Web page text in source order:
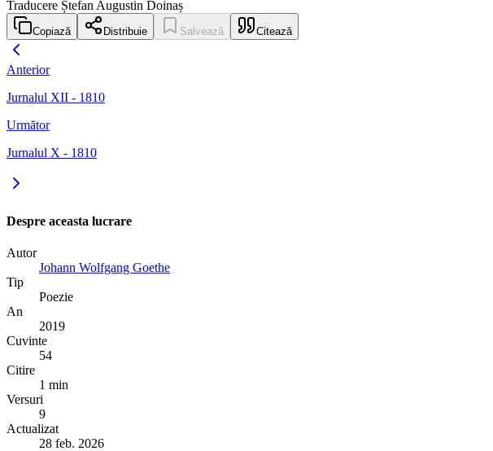
Traducere Ștefan Augustin Doinaș
Copiază Distribuie Salvează Citează
Anterior
Jurnalul XII - 1810
Următor
Jurnalul X - 1810
Despre aceasta lucrare
Autor
Johann Wolfgang Goethe
Tip
Poezie
An
2019
Cuvinte
54
Citire
1 min
Versuri
9
Actualizat
28 feb. 2026